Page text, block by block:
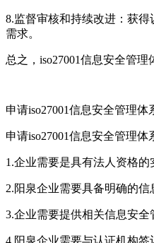
8.监督审核和持续改进：获
需求。
总之，iso27001信息安全管
申请iso27001信息安全管理
申请iso27001信息安全管理
1.企业需要是具有法人资格的
2.阳泉企业需要具备明确的
3.企业需要提供相关信息安全